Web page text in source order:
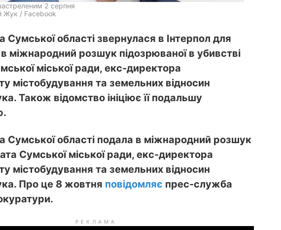
2 серпня
Жук / Facebook
Сумської області звернулася в Інтерпол для
міжнародний розшук підозрюваної в убивстві
міської ради, екс-директора
містобудування та земельних відносин
Також відомство ініціює її подальшу
Сумської області подала в міжнародний розшук
Сумської міської ради, екс-директора
містобудування та земельних відносин
Про це 8 жовтня повідомляє прес-служба
РЕКЛАМА